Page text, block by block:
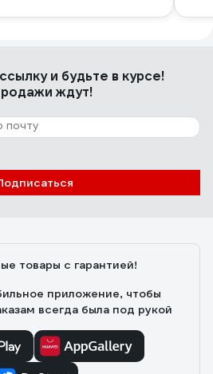
и будьте в курсе!
ждут!
товары с гарантией!
приложение, чтобы
всегда была под рукой